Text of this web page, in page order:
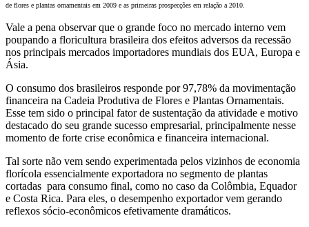
de flores e plantas ornamentais em 2009 e as primeiras prospecções em relação a 2010.
Vale a pena observar que o grande foco no mercado interno vem
poupando a floricultura brasileira dos efeitos adversos da recessão
nos principais mercados importadores mundiais dos EUA, Europa e
Ásia.
O consumo dos brasileiros responde por 97,78% da movimentação
financeira na Cadeia Produtiva de Flores e Plantas Ornamentais.
Esse tem sido o principal fator de sustentação da atividade e motivo
destacado do seu grande sucesso empresarial, principalmente nesse
momento de forte crise econômica e financeira internacional.
Tal sorte não vem sendo experimentada pelos vizinhos de economia
florícola essencialmente exportadora no segmento de plantas
cortadas para consumo final, como no caso da Colômbia, Equador
e Costa Rica. Para eles, o desempenho exportador vem gerando
reflexos sócio-econômicos efetivamente dramáticos.